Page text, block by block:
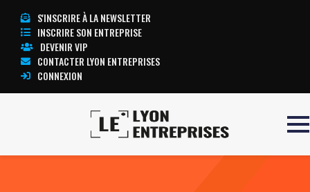
S'INSCRIRE À LA NEWSLETTER
INSCRIRE SON ENTREPRISE
DEVENIR VIP
CONTACTER LYON ENTREPRISES
CONNEXION